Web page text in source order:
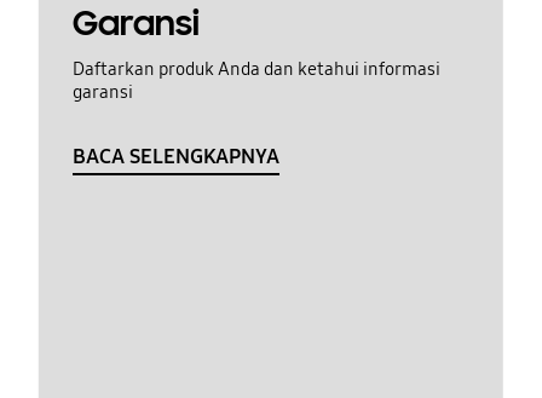
Garansi
Daftarkan produk Anda dan ketahui informasi
garansi
BACA SELENGKAPNYA